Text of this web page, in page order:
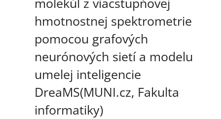
hmotnostnej spektrometrie
pomocou grafových
neurónových sietí a modelu
umelej inteligencie
DreaMS(MUNI.cz, Fakulta
informatiky)